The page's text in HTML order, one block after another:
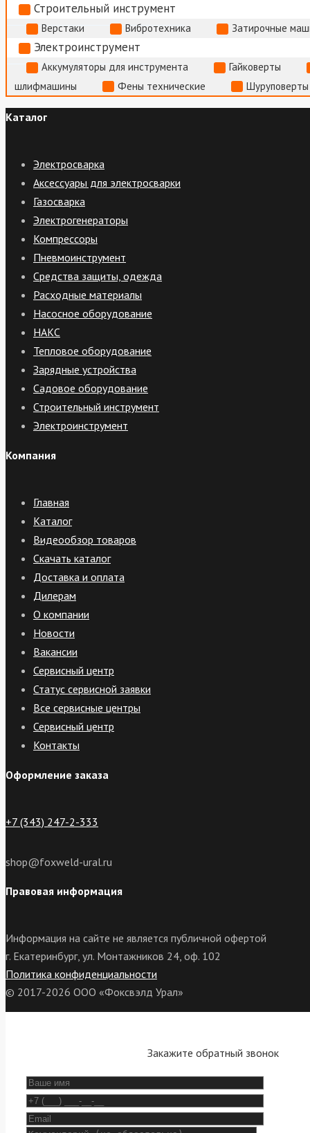
Строительный инструмент
Верстаки Вибротехника Затирочные
Электроинструмент
Аккумуляторы для инструмента
Гайковерты
шлифмашины
Фены технические
Каталог
Электросварка
Аксессуары для электросварки
Газосварка
Электрогенераторы
Компрессоры
Пневмоинструмент
Средства защиты, одежда
Расходные материалы
Насосное оборудование
НАКС
Тепловое оборудование
Зарядные устройства
Садовое оборудование
Строительный инструмент
Электроинструмент
Компания
Главная
Каталог
Видеообзор товаров
Скачать каталог
Доставка и оплата
Дилерам
О компании
Новости
Вакансии
Сервисный центр
Статус сервисной заявки
Все сервисные центры
Сервисный центр
Контакты
Оформление заказа
+7 (343) 247-2-333
shop@foxweld-ural.ru
Правовая информация
Информация на сайте не является публичной офертой
г. Екатеринбург, ул. Монтажников 24, оф. 102
Политика конфиденциальности
© 2017-2026 ООО «Фоксвэлд Урал»
Закажите обратный звонок